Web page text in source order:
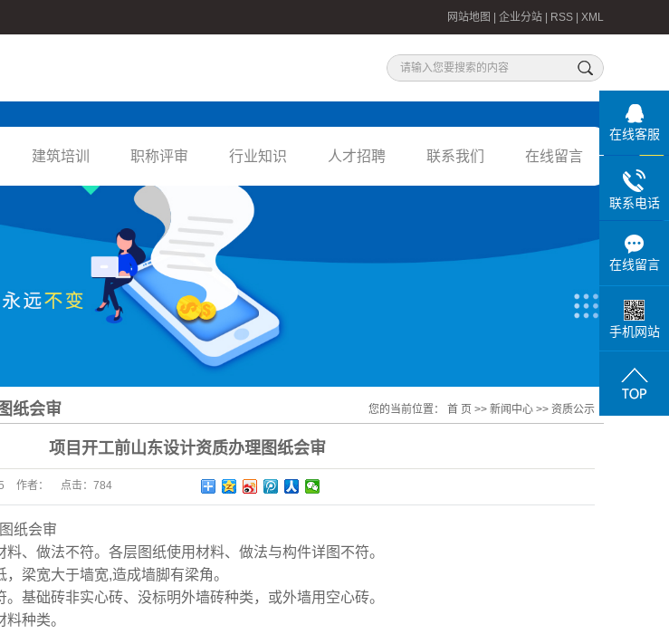
网站地图 企业分站 RSS XML
建筑培训 职称评审 行业知识 人才招聘 联系我们 在线留言
纸会审 您的当前位置： 首 页 >> 新闻中心 >> 资质公示
项目开工前山东设计资质办理图纸会审
作者： 点击： 784
图纸会审
、做法不符。各层图纸使用材料、做法与构件详图不符。
梁宽大于墙宽,造成墙脚有梁角。
基础砖非实心砖、没标明外墙砖种类，或外墙用空心砖。
种类。
在线客服
联系电话
在线留言
手机网站